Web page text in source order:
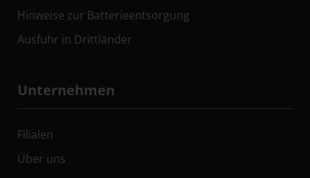
Hinweise zur Batterieentsorgung
Ausfuhr in Drittländer
Unternehmen
Filialen
Über uns